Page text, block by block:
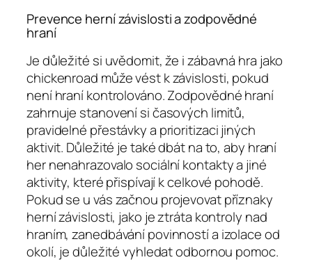
Prevence herní závislosti a zodpovědné
hraní
Je důležité si uvědomit, že i zábavná hra jako
chickenroad může vést k závislosti, pokud
není hraní kontrolováno. Zodpovědné hraní
zahrnuje stanovení si časových limitů,
pravidelné přestávky a prioritizaci jiných
aktivit. Důležité je také dbát na to, aby hraní
her nenahrazovalo sociální kontakty a jiné
aktivity, které přispívají k celkové pohodě.
Pokud se u vás začnou projevovat příznaky
herní závislosti, jako je ztráta kontroly nad
hraním, zanedbávání povinností a izolace od
okolí, je důležité vyhledat odbornou pomoc.